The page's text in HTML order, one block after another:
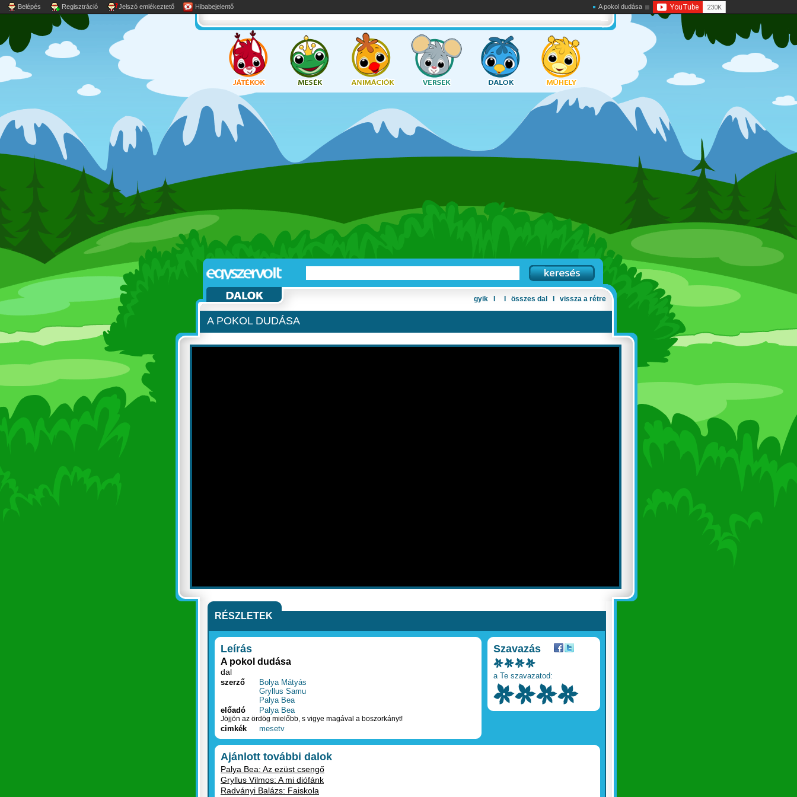
Belépés Regisztráció Jelszó emlékeztető Hibabejelentő A pokol dudása
gyik összes dal vissza a rétre
A POKOL DUDÁSA
RÉSZLETEK
Leírás
A pokol dudása
dal
szerző
Bolya Mátyás
Gryllus Samu
Palya Bea
előadó
Palya Bea
Jöjjön az ördög mielőbb, s vigye magával a boszorkányt!
cimkék mesetv
Szavazás
a Te szavazatod:
Ajánlott további dalok
Palya Bea: Az ezüst csengő
Gryllus Vilmos: A mi diófánk
Radványi Balázs: Faiskola